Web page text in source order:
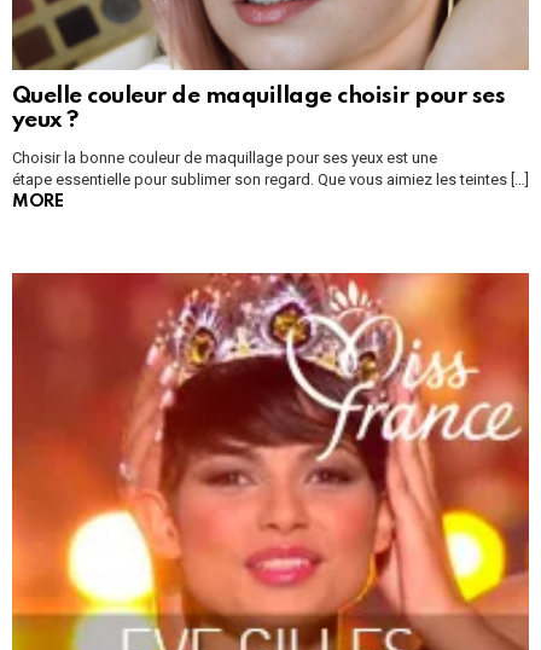
Quelle couleur de maquillage choisir pour ses
yeux ?
Choisir la bonne couleur de maquillage pour ses yeux est une
étape essentielle pour sublimer son regard. Que vous aimiez les teintes […]
MORE